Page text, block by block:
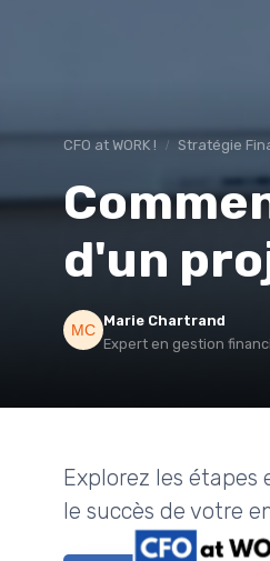
CFO at WORK ! Stratégie
d'un
Marie Chartrand
Expert en gestion
Explorez les
le succès de votre